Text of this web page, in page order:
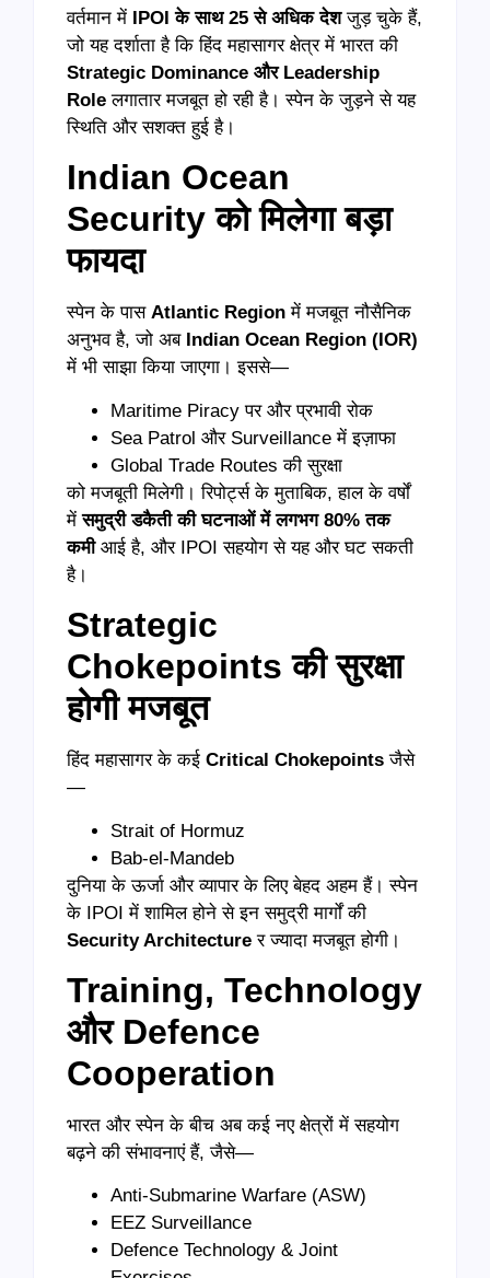
वर्तमान में IPOI के साथ 25 से अधिक देशजुड़ चुके हैं,
जो यह दर्शाता है कि हिंद महासागर क्षेत्र में भारत की
Strategic Dominance और Leadership
Role लगातार मजबूत हो रही है। स्पेन के जुड़ने से यह
स्थिति और सशक्त हुई है।
Indian Ocean
Security को मिलेगा बड़ा
फायदा
स्पेन के पास Atlantic Region में मजबूत नौसैनिक
अनुभव है, जो अब Indian Ocean Region (IOR)
में भी साझा किया जाएगा। इससे—
Maritime Piracy पर और प्रभावी रोक
Sea Patrol और Surveillance में इज़ाफा
Global Trade Routes की सुरक्षा
को मजबूती मिलेगी। रिपोर्ट्स के मुताबिक, हाल के वर्षों
मेंसमुद्री डकैती की घटनाओं में लगभग 80% तक
कमीआई है, और IPOI सहयोग से यह और घट सकती
है।
Strategic
Chokepoints की सुरक्षा
होगी मजबूत
हिंद महासागर के कई Critical Chokepoints जैसे
—
Strait of Hormuz
Bab-el-Mandeb
दुनिया के ऊर्जा और व्यापार के लिए बेहद अहम हैं। स्पेन
के IPOI में शामिल होने से इन समुद्री मार्गों की
Security Architecture र ज्यादा मजबूत होगी।
Training, Technology
और Defence
Cooperation
भारत और स्पेन के बीच अब कई नए क्षेत्रों में सहयोग
बढ़ने की संभावनाएं हैं, जैसे—
Anti-Submarine Warfare (ASW)
EEZ Surveillance
Defence Technology & Joint